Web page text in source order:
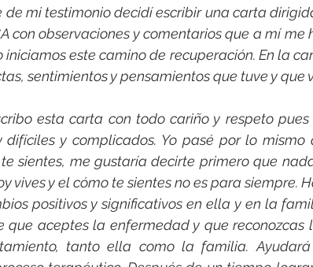
de mi testimonio decidí escribir una carta
con observaciones y comentarios que a mí
iniciamos este camino de recuperación. En la
sentimientos y pensamientos que tuve y que
esta carta con todo cariño y respeto
difíciles y complicados. Yo pasé por lo
sientes, me gustaría decirte primero que nada
vives y el cómo te sientes no es para siempre.
positivos y significativos en ella y en la
que aceptes la enfermedad y que
tanto ella como la familia.